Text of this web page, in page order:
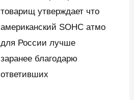
товарищ утверждает что
американский SOHC атмо
для России лучше
заранее благодарю
ответивших